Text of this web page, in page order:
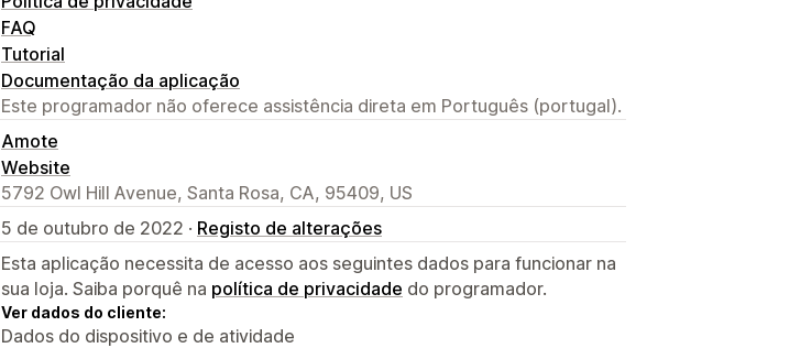
FAQ
Tutorial
Documentação da aplicação
Este programador não oferece assistência direta em Português (portugal).
Amote
Website
5792 Owl Hill Avenue, Santa Rosa, CA, 95409, US
5 de outubro de 2022 · Registo de alterações
Esta aplicação necessita de acesso aos seguintes dados para funcionar na
sua loja. Saiba porquê na política de privacidade do programador.
Ver dados do cliente:
Dados do dispositivo e de atividade